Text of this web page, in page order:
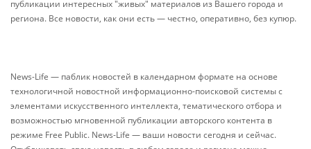
публикации интересных "живых" материалов из Вашего города и
региона. Все новости, как они есть — честно, оперативно, без купюр.
News-Life — паблик новостей в календарном формате на основе
технологичной новостной информационно-поисковой системы с
элементами искусственного интеллекта, тематического отбора и
возможностью мгновенной публикации авторского контента в
режиме Free Public. News-Life — ваши новости сегодня и сейчас.